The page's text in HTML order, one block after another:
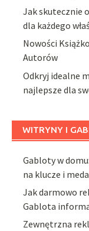
Jak skutecznie
dla każdego
Nowości
Autorów
Odkryj idealne
najlepsze dla
WITRYNY I
Gabloty w
na klucze i
Jak darmowo
Gablota
Zewnętrzna